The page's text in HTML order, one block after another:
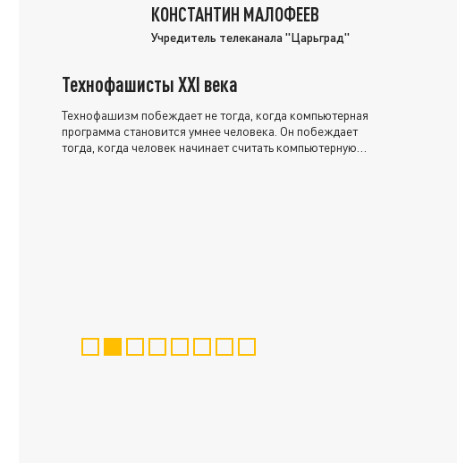
КОНСТАНТИН МАЛОФЕЕВ
Учредитель телеканала "Царьград"
Технофашисты XXI века
Технофашизм побеждает не тогда, когда компьютерная
программа становится умнее человека. Он побеждает
тогда, когда человек начинает считать компьютерную